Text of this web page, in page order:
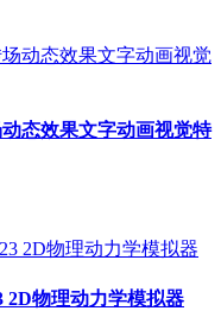
动态效果文字动画视觉特
2D物理动力学模拟器